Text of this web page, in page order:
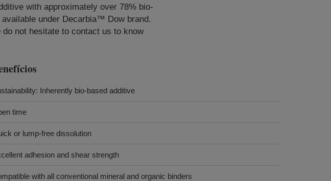
with approximately over 78% bio-
under Decarbia™ Dow brand.
not hesitate to contact us to know
Inherently bio-based additive
time
or lump-free dissolution
adhesion and shear strength
with all conventional mineral and organic binders